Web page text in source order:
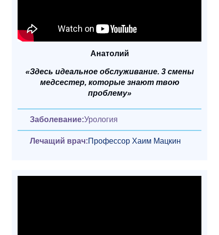
Анатолий
«Здесь идеальное обслуживание. 3 смены
медсестер, которые знают твою
проблему»
Заболевание:Урология
Лечащий врач:Профессор Хаим Мацкин